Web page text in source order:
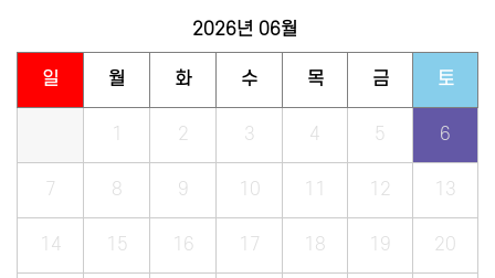
2026년 06월
일 월 화 수 목 금 토
1 2 3 4 5 6
7 8 9 10 11 12 13
14 15 16 17 18 19 20